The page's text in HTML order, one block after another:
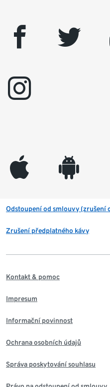
facebook twitter
instagram
appleinc android
Odstoupení od smlouvy (zrušení
Zrušení předplatného kávy
Kontakt & pomoc
Impresum
Informační povinnost
Ochrana osobních údajů
Správa poskytování souhlasu